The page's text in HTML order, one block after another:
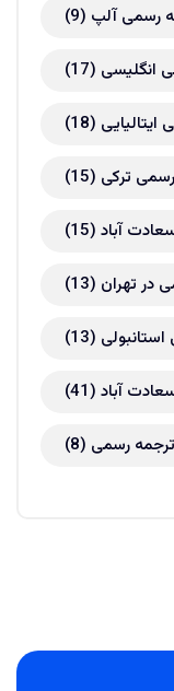
رسمی آلپ (9)
انگلیسی (17)
ایتالیایی (18)
رسمی ترکی (15)
آباد (15)
در تهران (13)
(13)
آباد (41)
رسمی (8)